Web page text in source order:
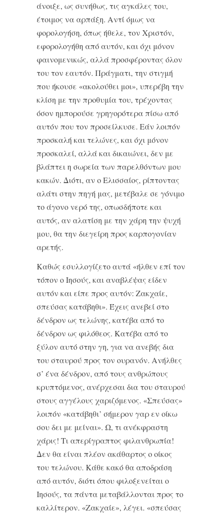
άνοιξε, ως συνήθως, τις αγκάλες του,
έτοιμος να αρπάξη. Αντί όμως να
φορολογήση, όπως ήθελε, τον Χριστόν,
εφορολογήθη από αυτόν, και όχι μόνον
φαινομενικώς, αλλά προσφέροντας όλον
του τον εαυτόν. Πράγματι, την στιγμή
που ήκουσε «ακολούθει μοι», υπερέβη την
κλίση με την προθυμία του, τρέχοντας
όσον ημπορούσε γρηγορότερα πίσω από
αυτόν που τον προσείλκυσε. Εάν λοιπόν
προσκαλή και τελώνες, και όχι μόνον
προσκαλεί, αλλά και δικαιώνει, δεν με
βλάπτει η σωρεία των παρελθόντων μου
κακών. Διότι, αν ο Ελισσαίος, ρίπτοντας
αλάτι στην πηγή μας, μετέβαλε σε γόνιμο
το άγονο νερό της, οπωσδήποτε και
αυτός, αν αλατίση με την χάρη την ψυχή
μου, θα την διεγείρη προς καρπογονίαν
αρετής.
Καθώς εσυλλογίζετο αυτά «ήλθεν επί τον
τόπον ο Ιησούς, και αναβλέψας είδεν
αυτόν και είπε προς αυτόν: Ζακχαίε,
σπεύσας κατάβηθι». Έχεις ανεβεί στο
δένδρον ως τελώνης, κατέβα από το
δένδρον ως φιλόθεος. Κατέβα από το
ξύλον αυτό στην γη, για να ανεβής δια
του σταυρού προς τον ουρανόν. Ανήλθες
σ’ ένα δένδρον, από τους ανθρώπους
κρυπτόμενος, ανέρχεσαι δια του σταυρού
στους αγγέλους χαριζόμενος. «Σπεύσας»
λοιπόν «κατάβηθι’ σήμερον γαρ εν οίκω
σου δει με μείναι». Ω, τι ανέκφραστη
χάρις! Τι απερίγραπτος φιλανθρωπία!
Δεν θα είναι πλέον ακάθαρτος ο οίκος
του τελώνου. Κάθε κακό θα αποδράση
από αυτόν, διότι όπου φιλοξενείται ο
Ιησούς, τα πάντα μεταβάλλονται προς το
καλλίτερον. «Ζακχαίε», λέγει. «σπεύσας